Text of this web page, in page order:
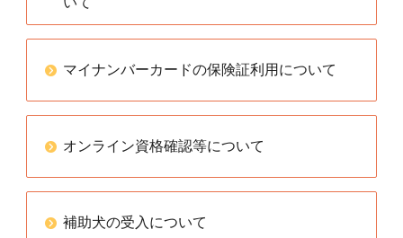
マイナンバーカードの保険証利用について
オンライン資格確認等について
補助犬の受入について